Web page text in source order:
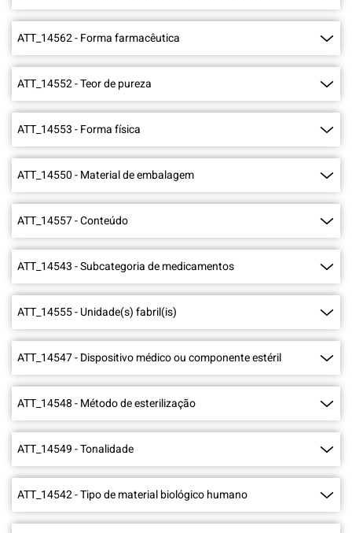
ATT_14562- Forma farmacêutica
ATT_14552-Teor de pureza
ATT_14553 - Forma física
ATT_14550 - Material de embalagem
ATT_14557-Conteúdo
ATT_14543 -Subcategoria de medicamentos
ATT_14555- Unidade(s) fabril(is)
ATT_14547- Dispositivo médico ou componente estéril
ATT_14548 - Método de esterilização
ATT_14549 -Tonalidade
ATT_14542-Tipo de material biológico humano